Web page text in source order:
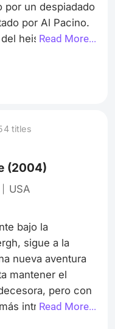
por un despiadado
por Al Pacino.
heist con una
un giro
el
predecible, es
Read More...
titles
(2004)
USA
bajo la
sigue a la
nueva aventura
mantener el
pero con
intrincada y
gato y ratón con
Read More...